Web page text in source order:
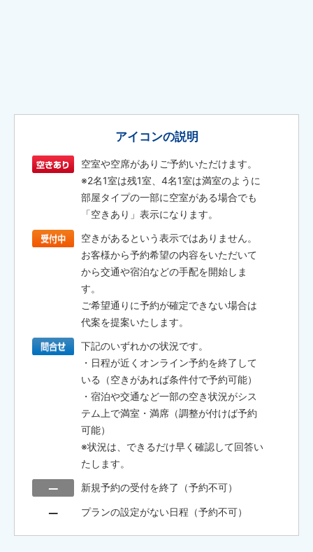
アイコンの説明
空室や空席がありご予約いただけます。
※2名1室は残1室、4名1室は満室のように
部屋タイプの一部に空室がある場合でも
「空きあり」表示になります。
空きがあるという表示ではありません。
お客様から予約希望の内容をいただいて
から交通や宿泊などの手配を開始しま
す。
ご希望通りに予約が確定できない場合は
代案を提案いたします。
下記のいずれかの状況です。
・日程が近くオンライン予約を終了して
いる（空きがあれば条件付で予約可能）
・宿泊や交通など一部の空き状況がシス
テム上で満室・満席（調整が付けば予約
可能）
※状況は、できるだけ早く確認して回答い
たします。
新規予約の受付を終了（予約不可）
プランの設定がない日程（予約不可）